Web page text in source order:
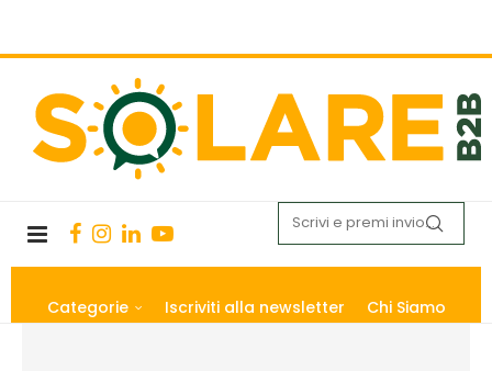
Categorie Iscriviti alla newsletter Chi Siamo